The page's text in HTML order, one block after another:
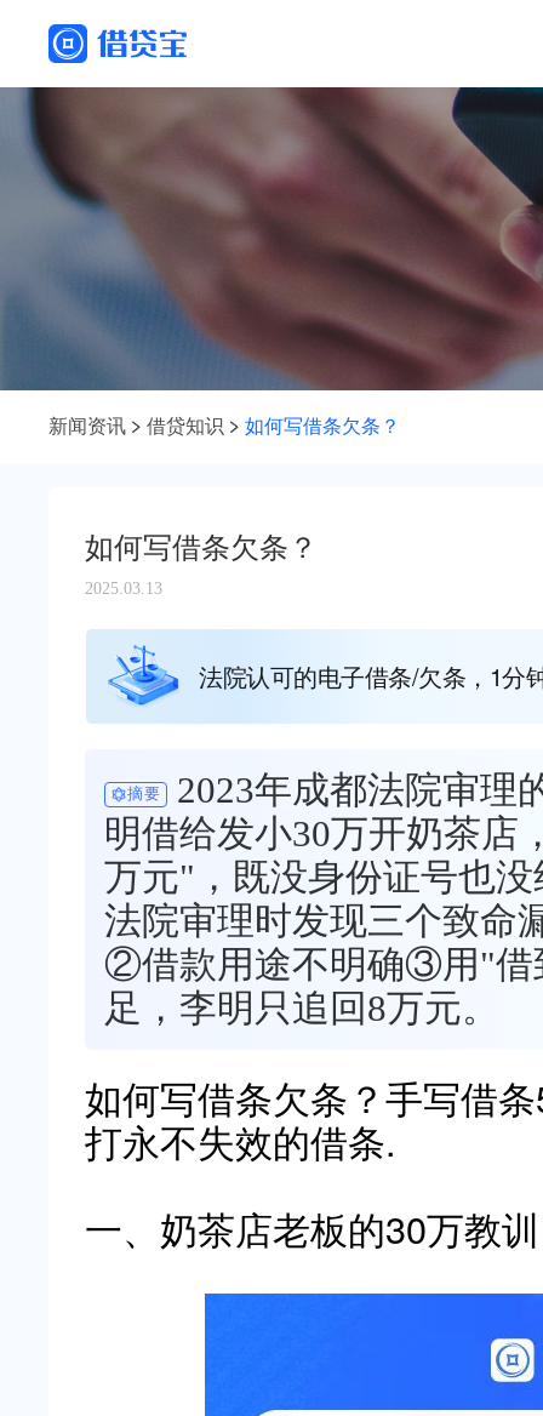
新闻资讯 借贷知识 如何写借条欠条？
如何写借条欠条？
2025.03.13
法院认可的电子借条/欠条，1分
摘要
2023年成都法院审理
明借给发小30万开奶茶店
万元"，既没身份证号也
法院审理时发现三个致命
②借款用途不明确③用"借
足，李明只追回8万元。
如何写借条欠条？手写借
打永不失效的借条.
一、奶茶店老板的30万教